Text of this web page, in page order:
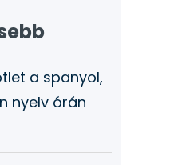
a spanyol,
nyelv órán